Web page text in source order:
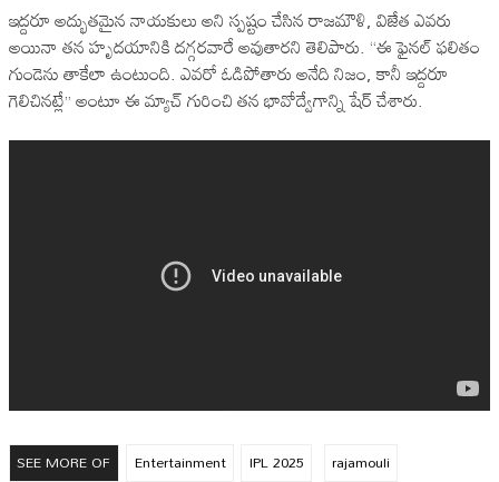
ఇద్దరూ అద్భుతమైన నాయకులు అని స్పష్టం చేసిన రాజమౌళి, విజేత ఎవరు
అయినా తన హృదయానికి దగ్గరవారే అవుతారని తెలిపారు. “ఈ ఫైనల్ ఫలితం
గుండెను తాకేలా ఉంటుంది. ఎవరో ఓడిపోతారు అనేది నిజం, కానీ ఇద్దరూ
గెలిచినట్లే” అంటూ ఈ మ్యాచ్‌ గురించి తన భావోద్వేగాన్ని షేర్ చేశారు.
SEE MORE OF Entertainment IPL 2025
rajamouli